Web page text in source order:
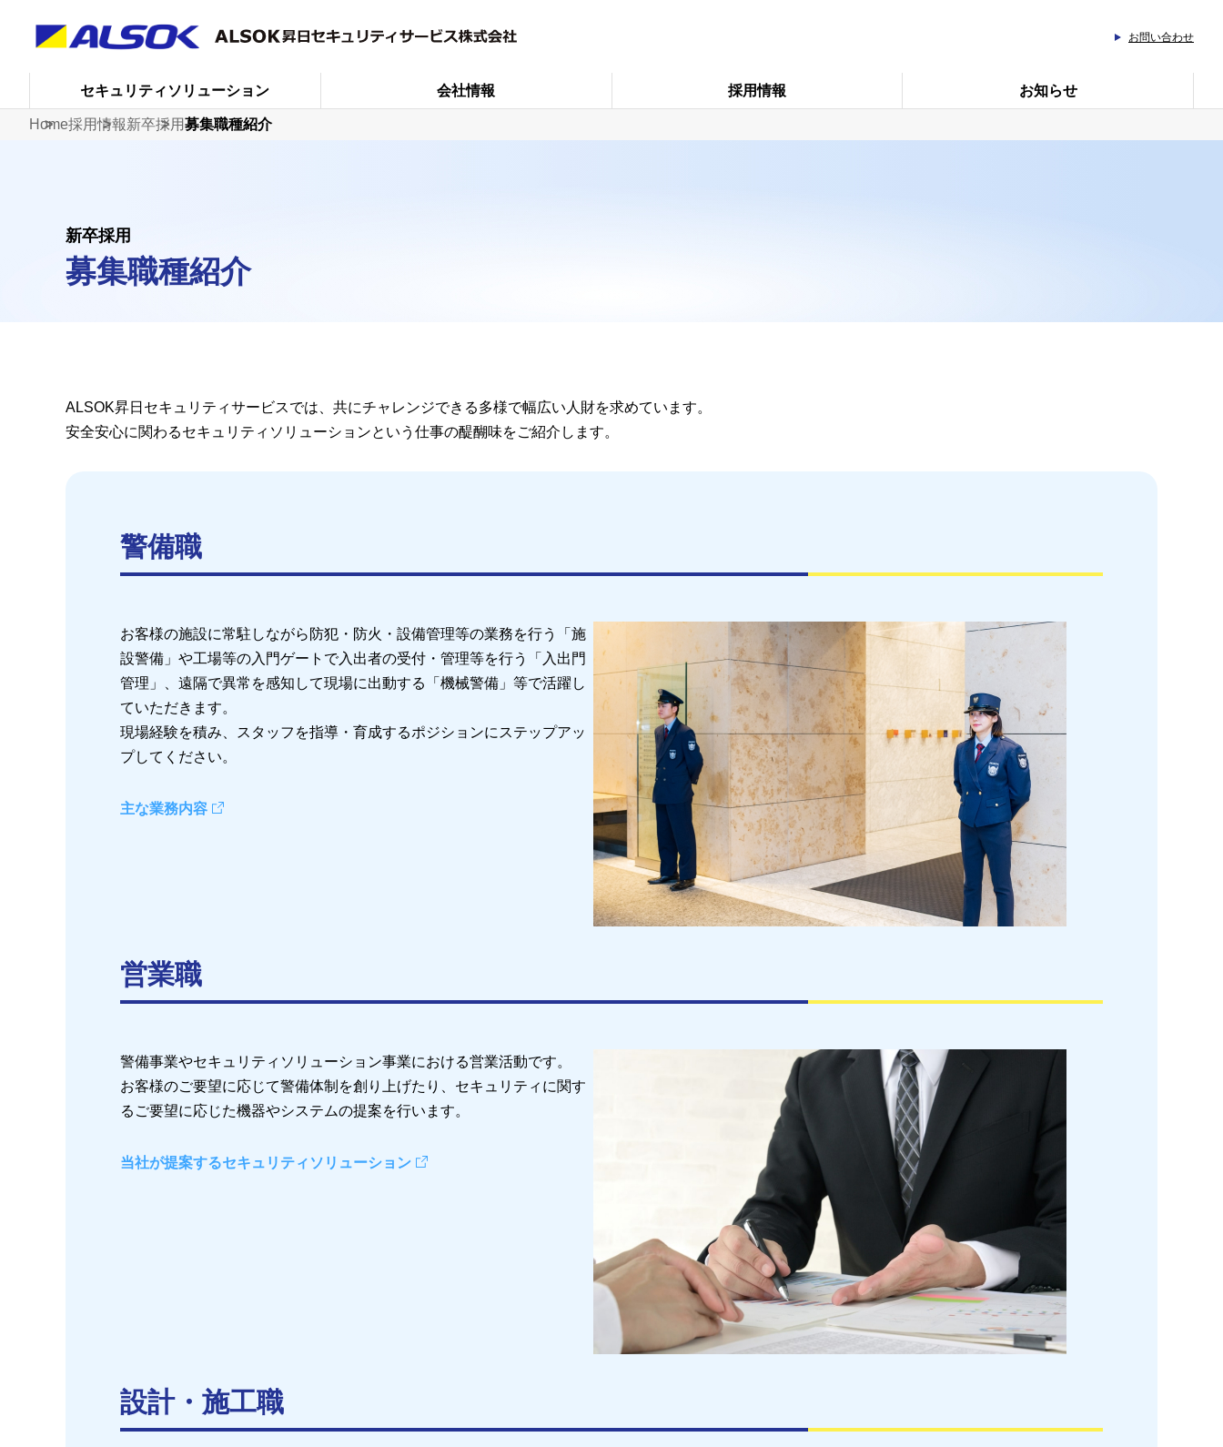
お問い合わせ
セキュリティソリューション 会社情報 採用情報 お知らせ
Home採用情報新卒採用募集職種紹介
新卒採用
募集職種紹介
ALSOK昇日セキュリティサービスでは、共にチャレンジできる多様で幅広い人財を求めています。
安全安心に関わるセキュリティソリューションという仕事の醍醐味をご紹介します。
警備職
お客様の施設に常駐しながら防犯・防火・設備管理等の業務を行う「施
設警備」や工場等の入門ゲートで入出者の受付・管理等を行う「入出門
管理」、遠隔で異常を感知して現場に出動する「機械警備」等で活躍し
ていただきます。
現場経験を積み、スタッフを指導・育成するポジションにステップアッ
プしてください。
主な業務内容
営業職
警備事業やセキュリティソリューション事業における営業活動です。
お客様のご要望に応じて警備体制を創り上げたり、セキュリティに関す
るご要望に応じた機器やシステムの提案を行います。
当社が提案するセキュリティソリューション
設計・施工職